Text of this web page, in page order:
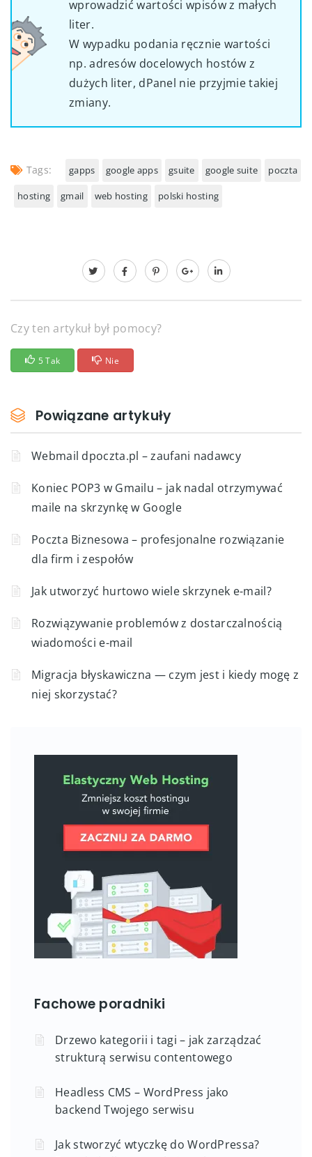
wprowadzić wartości wpisów z małych
liter.
W wypadku podania ręcznie wartości
np. adresów docelowych hostów z
dużych liter, dPanel nie przyjmie takiej
zmiany.
Tags: gapps google apps gsuite google suite poczta
hosting gmail web hosting polski hosting
Czy ten artykuł był pomocy?
5 Tak Nie
Powiązane artykuły
Webmail dpoczta.pl – zaufani nadawcy
Koniec POP3 w Gmailu – jak nadal otrzymywać
maile na skrzynkę w Google
Poczta Biznesowa – profesjonalne rozwiązanie
dla firm i zespołów
Jak utworzyć hurtowo wiele skrzynek e-mail?
Rozwiązywanie problemów z dostarczalnością
wiadomości e-mail
Migracja błyskawiczna — czym jest i kiedy mogę z
niej skorzystać?
Fachowe poradniki
Drzewo kategorii i tagi – jak zarządzać
strukturą serwisu contentowego
Headless CMS – WordPress jako
backend Twojego serwisu
Jak stworzyć wtyczkę do WordPressa?